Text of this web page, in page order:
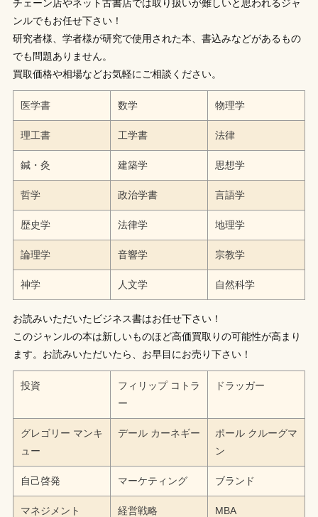
チェーン店やネット古書店では取り扱いが難しいと思われるジャ
ンルでもお任せ下さい！
研究者様、学者様が研究で使用された本、書込みなどがあるもの
でも問題ありません。
買取価格や相場などお気軽にご相談ください。
医学書 数学 物理学
理工書 工学書 法律
鍼・灸 建築学 思想学
哲学 政治学書 言語学
歴史学 法律学 地理学
論理学 音響学 宗教学
神学 人文学 自然科学
お読みいただいたビジネス書はお任せ下さい！
このジャンルの本は新しいものほど高価買取りの可能性が高まり
ます。お読みいただいたら、お早目にお売り下さい！
投資
フィリップ コトラ
ー
ドラッガー
グレゴリー マンキ
ュー
デール カーネギー
ポール クルーグマ
ン
自己啓発 マーケティング ブランド
マネジメント 経営戦略 MBA